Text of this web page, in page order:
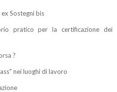
Sostegni bis
pratico per la certificazione dei
?
nei luoghi di lavoro